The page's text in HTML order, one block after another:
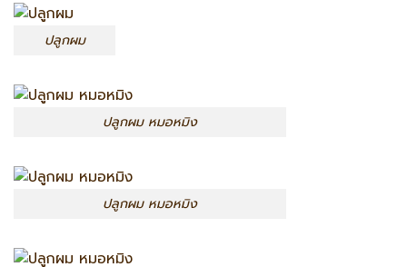
ปลูกผม
ปลูกผม หมอหมิง
ปลูกผม หมอหมิง